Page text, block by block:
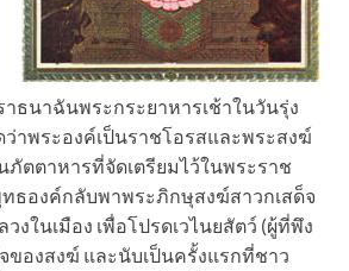
ธนาฉันพระกระยาหารเช้าในวันรุ่ง
ว่าพระองค์เป็นราชโอรสและพระสงฆ์
ภัตตาหารที่จัดเตรียมไว้ในพระราช
ทธองค์กลับพาพระภิกษุสงฆ์สาวกเสด็จ
งในเมือง เพื่อโปรดเวไนยสัตว์ (ผู้ที่พึง
ของสงฆ์ และนับเป็นครั้งแรกที่ชาว